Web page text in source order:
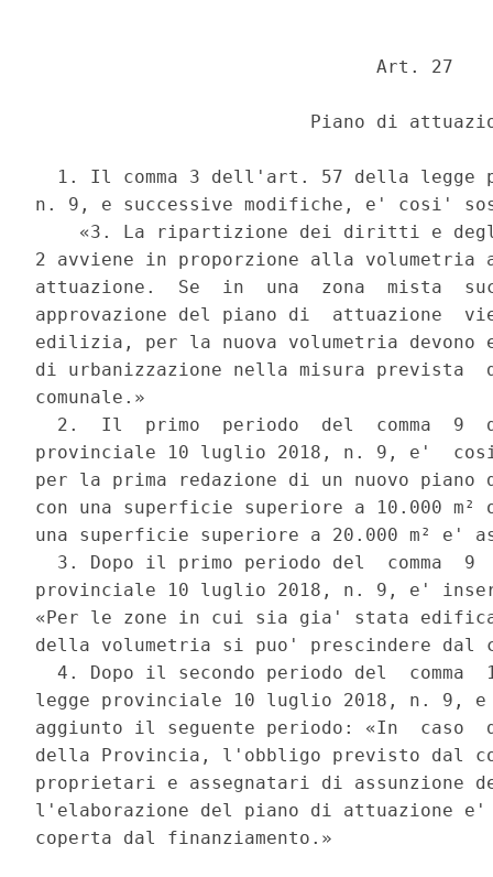
                               Art. 27
Piano di
1. Il comma 3 dell'art. 57 della legge
n. 9, e successive modifiche, e' cosi'
«3. La ripartizione dei diritti e
2 avviene in proporzione alla volumetria
attuazione.  Se  in  una  zona  mista
approvazione del piano di  attuazione
edilizia, per la nuova volumetria
di urbanizzazione nella misura prevista
comunale.»
2.  Il  primo  periodo  del  comma  9
provinciale 10 luglio 2018, n. 9, e'
per la prima redazione di un nuovo piano
con una superficie superiore a 10.000
una superficie superiore a 20.000 m² e'
3. Dopo il primo periodo del  comma  9
provinciale 10 luglio 2018, n. 9, e'
«Per le zone in cui sia gia' stata
della volumetria si puo' prescindere dal
4. Dopo il secondo periodo del  comma
legge provinciale 10 luglio 2018, n. 9,
aggiunto il seguente periodo: «In  caso
della Provincia, l'obbligo previsto dal
proprietari e assegnatari di
l'elaborazione del piano di attuazione